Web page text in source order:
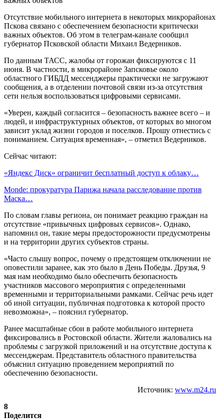
Отсутствие мобильного интернета в некоторых микрорайонах
Пскова связано с обеспечением безопасности критически
важных объектов. Об этом в телеграм-канале сообщил
губернатор Псковской области Михаил Ведерников.
По данным ТАСС, жалобы от горожан фиксируются с 11
июня. В частности, в микрорайоне Запсковье около
областного ГИБДД мессенджеры практически не загружают
сообщения, а в отделении почтовой связи из-за отсутствия
сети нельзя воспользоваться цифровыми сервисами.
«Уверен, каждый согласится – безопасность важнее всего – и
людей, и инфраструктурных объектов, от которых во многом
зависит уклад жизни городов и поселков. Прошу отнестись с
пониманием. Ситуация временная», – отметил Ведерников.
Сейчас читают:
«Яндекс Диск» ограничит бесплатный доступ к облаку…
Monde: прокуратура Парижа начала расследование против
Маска…
По словам главы региона, он понимает реакцию граждан на
отсутствие «привычных цифровых сервисов». Однако,
напомнил он, такие меры предосторожности предусмотрены
и на территории других субъектов страны.
«Часто слышу вопрос, почему о предстоящем отключении не
оповестили заранее, как это было в День Победы. Друзья, 9
мая нам необходимо было обеспечить безопасность
участников массового мероприятия с определенными
временными и территориальными рамками. Сейчас речь идет
об иной ситуации, публичная подготовка к которой просто
невозможна», – пояснил губернатор.
Ранее масштабные сбои в работе мобильного интернета
фиксировались в Ростовской области. Жители жаловались на
проблемы с загрузкой приложений и на отсутствие доступа к
мессенджерам. Представитель областного правительства
объяснил ситуацию проведением мероприятий по
обеспечению безопасности.
Источник: www.m24.ru
8
Поделится